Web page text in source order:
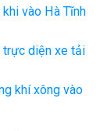
vào Hà Tĩnh
trực diện xe tải
khí xông vào